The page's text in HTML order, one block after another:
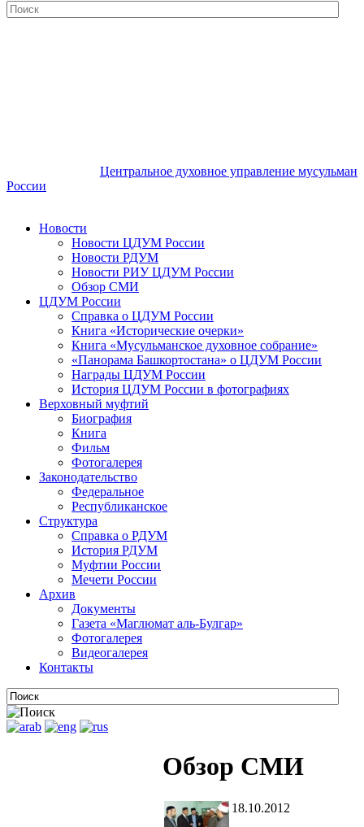
Центральное духовное управление мусульман
России
Новости
Новости ЦДУМ России
Новости РДУМ
Новости РИУ ЦДУМ России
Обзор СМИ
ЦДУМ России
Справка о ЦДУМ России
Книга «Исторические очерки»
Книга «Мусульманское духовное собрание»
«Панорама Башкортостана» о ЦДУМ России
Награды ЦДУМ России
История ЦДУМ России в фотографиях
Верховный муфтий
Биография
Книга
Фильм
Фотогалерея
Законодательство
Федеральное
Республиканское
Структура
Справка о РДУМ
История РДУМ
Муфтии России
Мечети России
Архив
Документы
Газета «Маглюмат аль-Булгар»
Фотогалерея
Видеогалерея
Контакты
Обзор СМИ
18.10.2012